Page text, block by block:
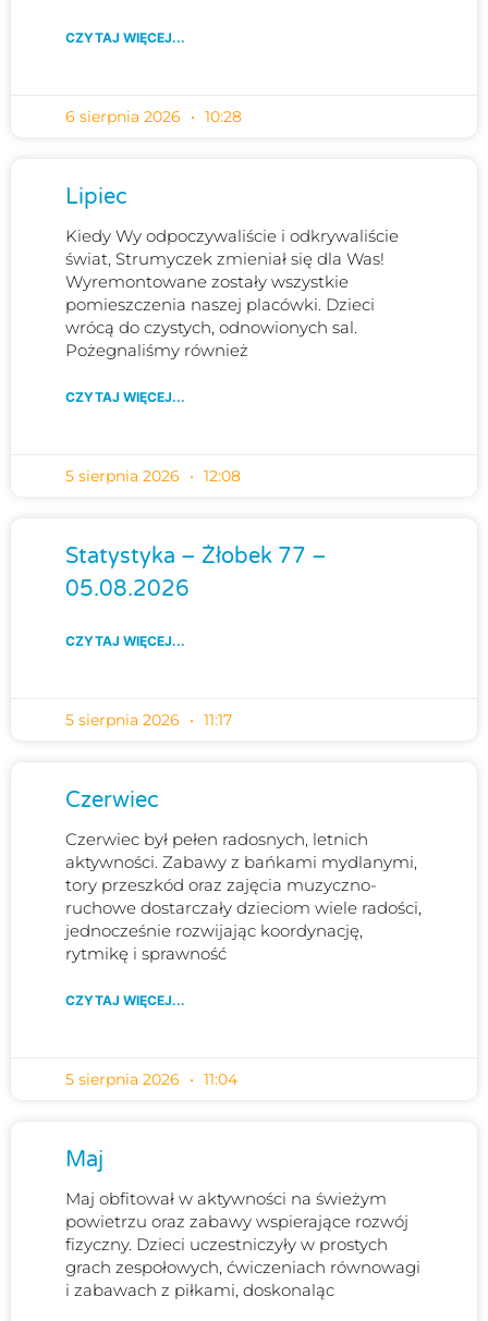
CZYTAJ WIĘCEJ...
6 sierpnia 2026 10:28
Lipiec
Kiedy Wy odpoczywaliście i odkrywaliście
świat, Strumyczek zmieniał się dla Was!
Wyremontowane zostały wszystkie
pomieszczenia naszej placówki. Dzieci
wrócą do czystych, odnowionych sal.
Pożegnaliśmy również
CZYTAJ WIĘCEJ...
5 sierpnia 2026 12:08
Statystyka – Żłobek 77 –
05.08.2026
CZYTAJ WIĘCEJ...
5 sierpnia 2026 11:17
Czerwiec
Czerwiec był pełen radosnych, letnich
aktywności. Zabawy z bańkami mydlanymi,
tory przeszkód oraz zajęcia muzyczno-
ruchowe dostarczały dzieciom wiele radości,
jednocześnie rozwijając koordynację,
rytmikę i sprawność
CZYTAJ WIĘCEJ...
5 sierpnia 2026 11:04
Maj
Maj obfitował w aktywności na świeżym
powietrzu oraz zabawy wspierające rozwój
fizyczny. Dzieci uczestniczyły w prostych
grach zespołowych, ćwiczeniach równowagi
i zabawach z piłkami, doskonaląc